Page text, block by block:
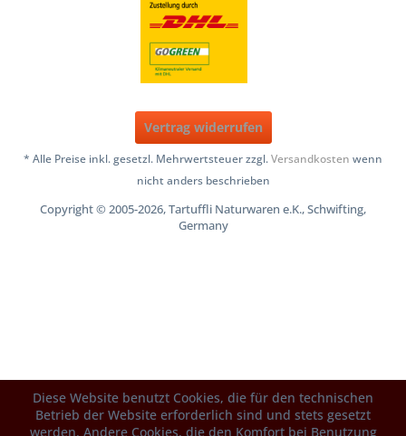
Vertrag widerrufen
* Alle Preise inkl. gesetzl. Mehrwertsteuer zzgl.Versandkosten wenn
nicht anders beschrieben
Copyright © 2005-2026, Tartuffli Naturwaren e.K., Schwifting,
Germany
Diese Website benutzt Cookies, die für den technischen
Betrieb der Website erforderlich sind und stets gesetzt
werden. Andere Cookies, die den Komfort bei Benutzung